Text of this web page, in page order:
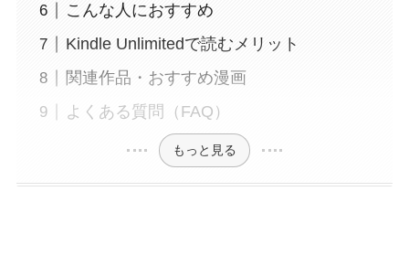
こんな人におすすめ
Kindle Unlimitedで読むメリット
関連作品・おすすめ漫画
よくある質問（FAQ）
もっと見る